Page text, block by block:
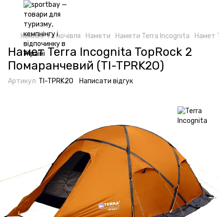
Кемпінг та ночівля Намети Намети Terra Incognita Намет
Намет Terra Incognita TopRock 2
Помаранчевий (TI-TPRK2O)
Артикул: TI-TPRK2O Написати відгук